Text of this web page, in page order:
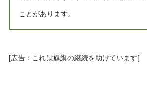
ことがあります。
[広告：これは旗旗の継続を助けています]